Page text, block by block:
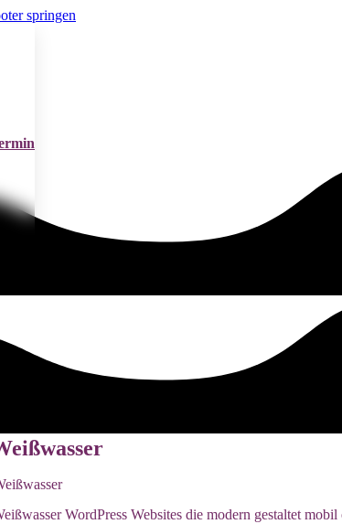
springen
WordPress Websites die modern gestaltet